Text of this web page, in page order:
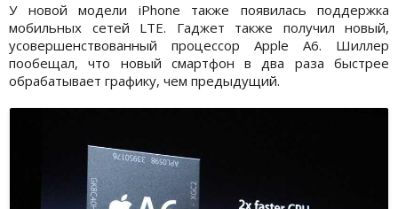
У новой модели iPhone также появилась поддержка
мобильных сетей LTE. Гаджет также получил новый,
усовершенствованный процессор Apple A6. Шиллер
пообещал, что новый смартфон в два раза быстрее
обрабатывает графику, чем предыдущий.